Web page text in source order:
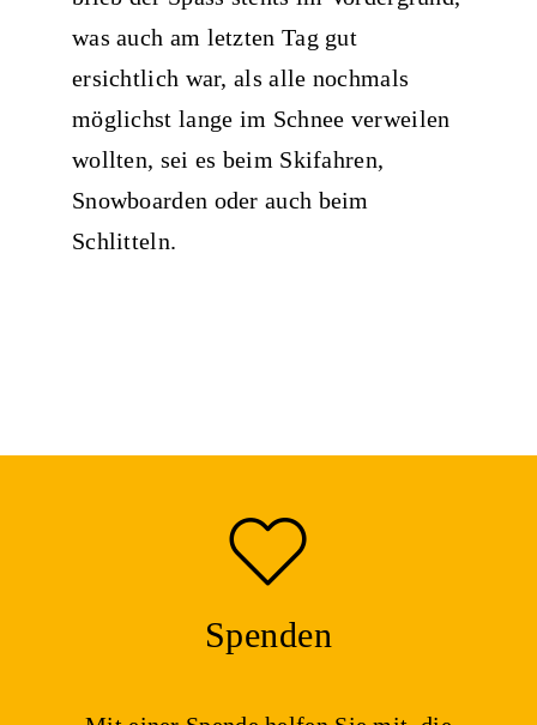
was auch am letzten Tag gut
ersichtlich war, als alle nochmals
möglichst lange im Schnee verweilen
wollten, sei es beim Skifahren,
Snowboarden oder auch beim
Schlitteln.
Spenden